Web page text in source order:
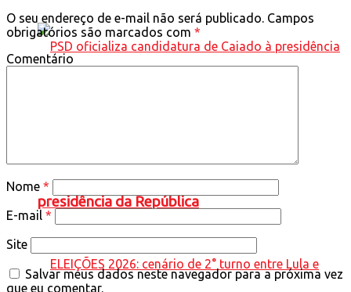
presidência da República
O seu endereço de e-mail não será publicado. Campos
obrigatórios são marcados com *
Comentário
Nome *
E-mail *
Site
Salvar meus dados neste navegador para a próxima vez
que eu comentar.